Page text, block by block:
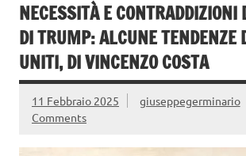
NECESSITÀ E CONTRADDIZIONI
DI TRUMP: ALCUNE TENDENZE
UNITI, DI VINCENZO COSTA
11 Febbraio 2025 giuseppegerminario
Comments